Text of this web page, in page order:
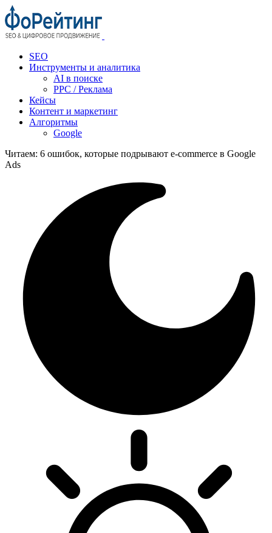
SEO
Инструменты и аналитика
AI в поиске
PPC / Реклама
Кейсы
Контент и маркетинг
Алгоритмы
Google
Читаем: 6 ошибок, которые подрывают e‑commerce в Google
Ads